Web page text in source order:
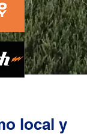
local y